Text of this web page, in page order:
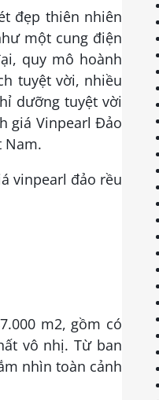
đẹp thiên nhiên
một cung điện
quy mô hoành
tuyệt vời, nhiều
dưỡng tuyệt vời
giá Vinpearl Đảo
Nam.
m2, gồm có
vô nhị. Từ ban
nhìn toàn cảnh